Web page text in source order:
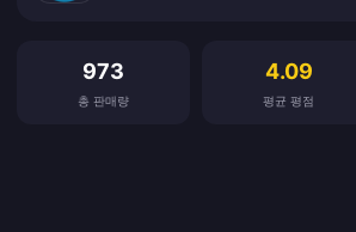
973
총 판매량
4.09
평균 평점